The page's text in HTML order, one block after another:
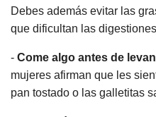
Debes además evitar las
que dificultan las
- Come algo antes de
mujeres afirman que les
pan tostado o las galletitas